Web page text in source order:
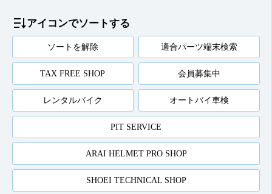
アイコンでソートする
ソートを解除 適合パーツ端末検索
TAX FREE SHOP 会員募集中
レンタルバイク オートバイ車検
PIT SERVICE
ARAI HELMET PRO SHOP
SHOEI TECHNICAL SHOP